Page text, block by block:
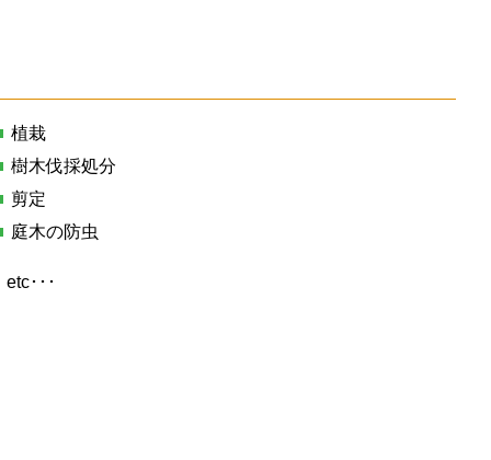
植栽
樹木伐採処分
剪定
庭木の防虫
･･･